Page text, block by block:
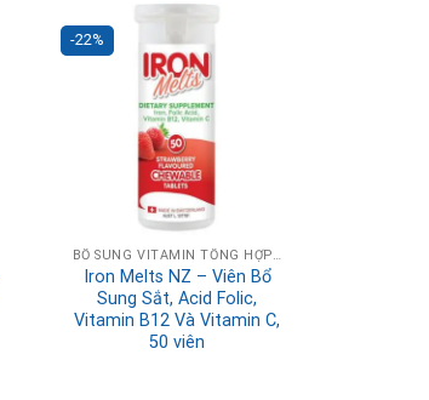
-22%
BỔ SUNG VITAMIN TỔNG HỢP HÀNG NGÀY
Iron Melts NZ – Viên Bổ
Sung Sắt, Acid Folic,
Vitamin B12 Và Vitamin C,
50 viên